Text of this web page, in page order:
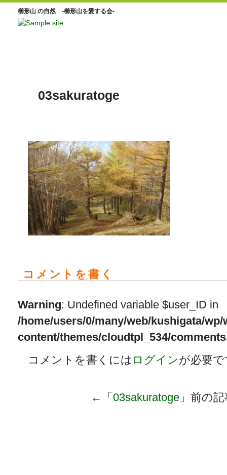
櫛形山 の自然 -櫛形山を愛する会-
03sakuratoge
コメントを書く
Warning: Undefined variable $user_ID in
/home/users/0/many/web/kushigata/wp/
content/themes/cloudtpl_534/
コメントを書くには ログインが必要
←「 03sakuratoge」前の